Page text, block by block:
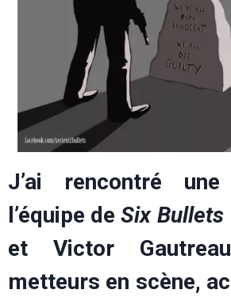
J’ai rencontré
l’équipe deSix Bullets
et Victor
metteurs en scène,